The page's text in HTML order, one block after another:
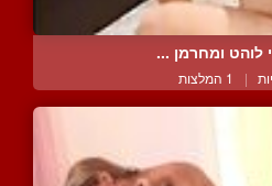
לוהט ומחרמן ...
| 1 המלצות